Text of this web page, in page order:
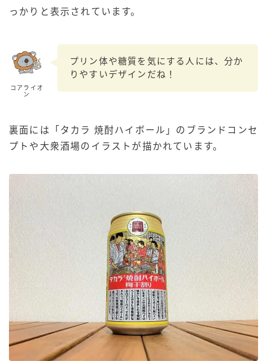
っかりと表示されています。
コアライオ
ン
プリン体や糖質を気にする人には、分か
りやすいデザインだね！
裏面には「タカラ 焼酎ハイボール」のブランドコンセ
プトや大衆酒場のイラストが描かれています。